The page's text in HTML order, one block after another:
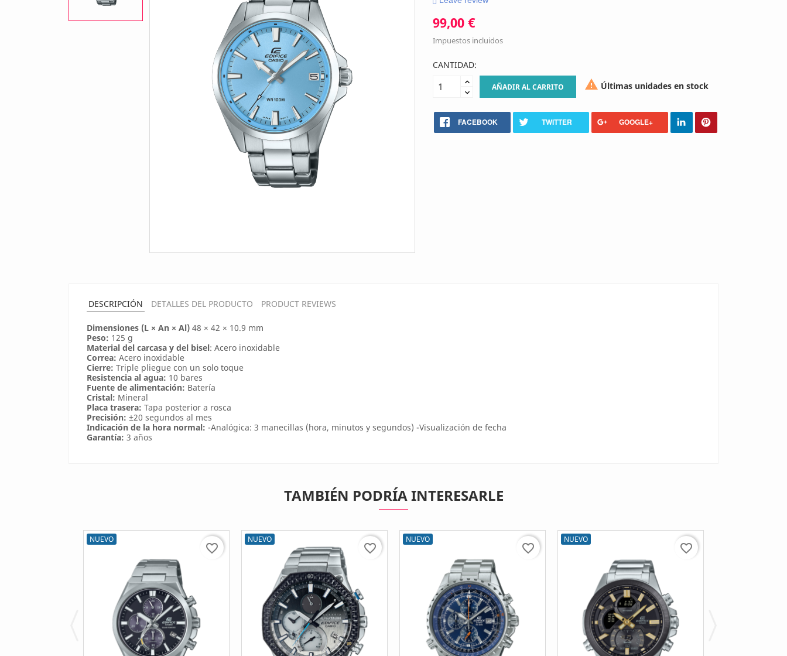
99,00 €
Impuestos incluidos
CANTIDAD:
AÑADIR AL CARRITO  Últimas unidades en stock
FACEBOOK TWITTER GOOGLE+
DESCRIPCIÓN DETALLES DEL PRODUCTO PRODUCT REVIEWS
Dimensiones (L × An × Al) 48 × 42 × 10.9 mm
Peso: 125 g
Material del carcasa y del bisel: Acero inoxidable
Correa: Acero inoxidable
Cierre: Triple pliegue con un solo toque
Resistencia al agua: 10 bares
Fuente de alimentación: Batería
Cristal: Mineral
Placa trasera: Tapa posterior a rosca
Precisión: ±20 segundos al mes
Indicación de la hora normal: -Analógica: 3 manecillas (hora, minutos y segundos) -Visualización de fecha
Garantía: 3 años
TAMBIÉN PODRÍA INTERESARLE
NUEVO
favorite_border
NUEVO
favorite_border
NUEVO
favorite_border
NUEVO
favorite_border